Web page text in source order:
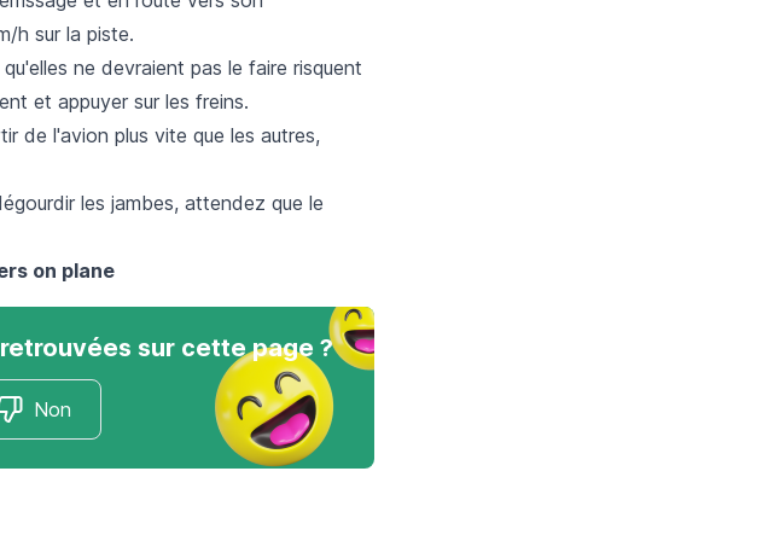
h sur la piste.
ne devraient pas le faire risquent
et appuyer sur les freins.
de l'avion plus vite que les autres,
les jambes, attendez que le
sur cette page ?
Non